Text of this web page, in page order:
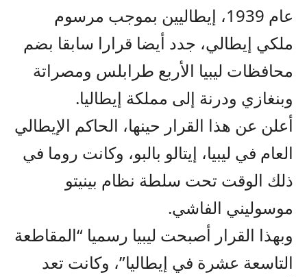
عام 1939، إيطاليين بموجب مرسوم
ملكي إيطالي، جدد أيضا قرارا سابقا بضم
محافظات ليبيا الأربع طرابلس ومصراتة
وبنغازي ودرنة إلى مملكة إيطاليا.
أعلن عن هذا القرار حينها، الحاكم الإيطالي
العام في ليبيا، إيتالو بالبو، وكانت روما في
ذلك الوقت تحت سلطة نظام بينيتو
موسوليني الفاشي.
وبهذا القرار أصبحت ليبيا رسميا “المقاطعة
التاسعة عشرة في إيطاليا”، وكانت تعد